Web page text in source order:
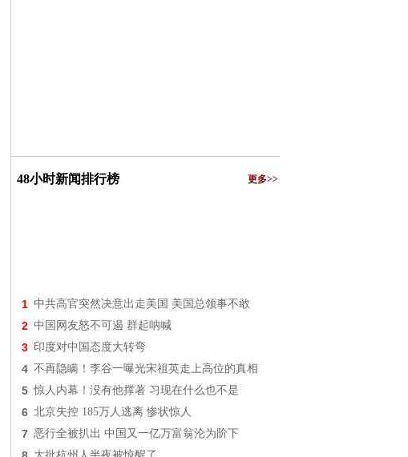
48小时新闻排行榜 更多>>
1 中共高官突然决意出走美国 美国总领事不敢
2 中国网友怒不可遏 群起呐喊
3 印度对中国态度大转弯
4 不再隐瞒！李谷一曝光宋祖英走上高位的真相
5 惊人内幕！没有他撑著 习现在什么也不是
6 北京失控 185万人逃离 惨状惊人
7 恶行全被扒出 中国又一亿万富翁沦为阶下